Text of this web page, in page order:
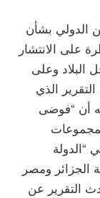
الدولي بشأن
على الانتشار
البلاد وعلى
الذي
أن “فوضى
“الدولة
الجزائر ومصر
التقرير عن